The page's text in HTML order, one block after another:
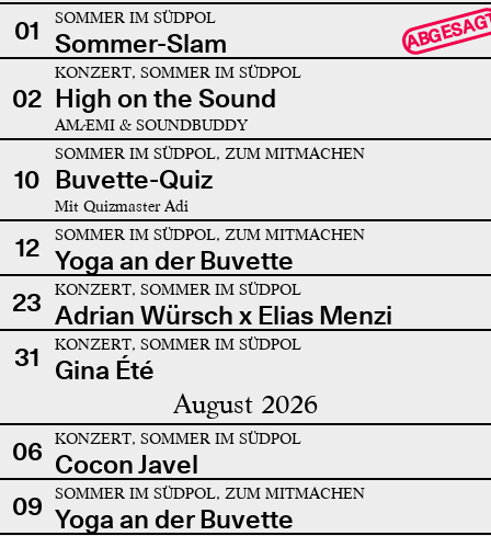
01 SOMMER IM SÜDPOL
Sommer-Slam
02
KONZERT, SOMMER IM SÜDPOL
High on the Sound
AMÆMI & SOUNDBUDDY
10
SOMMER IM SÜDPOL, ZUM MITMACHEN
Buvette-Quiz
Mit Quizmaster Adi
12 SOMMER IM SÜDPOL, ZUM MITMACHEN
Yoga an der Buvette
23
KONZERT, SOMMER IM SÜDPOL
Adrian Würsch x Elias Menzi
31
KONZERT, SOMMER IM SÜDPOL
Gina Été
August 2026
06 KONZERT, SOMMER IM SÜDPOL
Cocon Javel
09
SOMMER IM SÜDPOL, ZUM MITMACHEN
Yoga an der Buvette